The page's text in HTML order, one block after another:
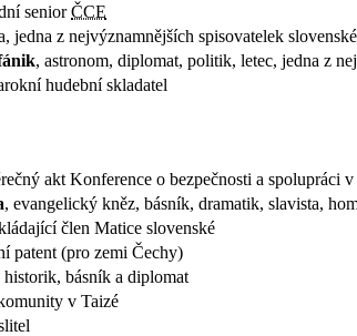
seniorČCE
jedna z nejvýznamnějších spisovatelek
, astronom, diplomat, politik, letec, jedna z
hudební skladatel
akt Konference o bezpečnosti a spolupráci
, evangelický kněz, básník, dramatik, slavista,
člen Matice slovenské
patent (pro zemi Čechy)
historik, básník a diplomat
v Taizé